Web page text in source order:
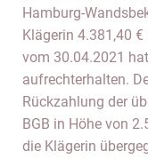
Hamburg-
Klägerin 4.381,40
vom 30.04.2021
aufrechterhalten.
Rückzahlung der
BGB in Höhe von
die Klägerin